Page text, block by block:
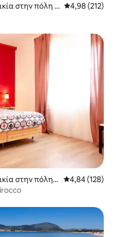
στην πόλη Α Μέση
4,98 (212)
στην πόλη P Μέση
4,84 (128)